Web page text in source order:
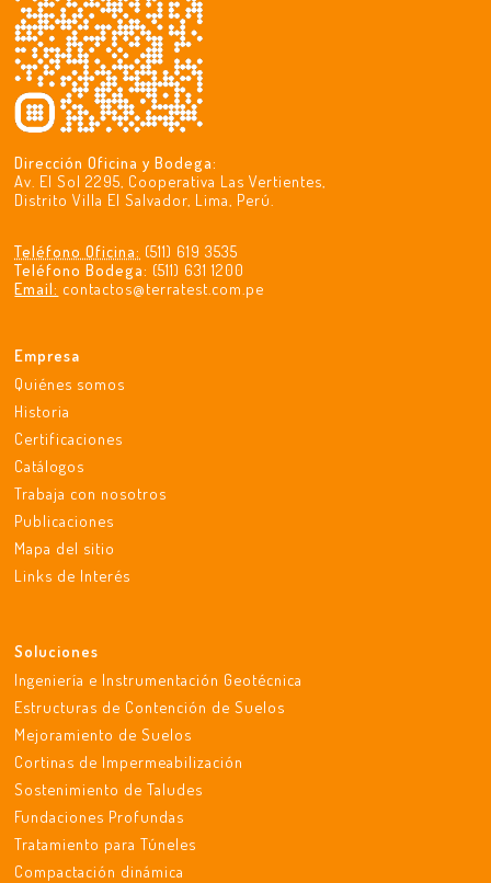
Dirección Oficina y Bodega:
Av. El Sol 2295, Cooperativa Las Vertientes,
Distrito Villa El Salvador, Lima, Perú.
Teléfono Oficina: (511) 619 3535
Teléfono Bodega: (511) 631 1200
Email: contactos@terratest.com.pe
Empresa
Quiénes somos
Historia
Certificaciones
Catálogos
Trabaja con nosotros
Publicaciones
Mapa del sitio
Links de Interés
Soluciones
Ingeniería e Instrumentación Geotécnica
Estructuras de Contención de Suelos
Mejoramiento de Suelos
Cortinas de Impermeabilización
Sostenimiento de Taludes
Fundaciones Profundas
Tratamiento para Túneles
Compactación dinámica